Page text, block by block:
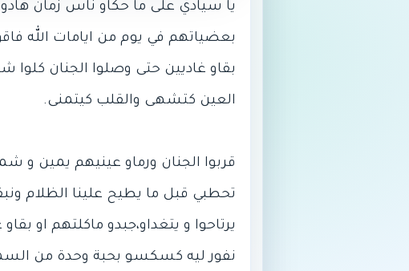
يا سيادي على ما حكاو ناس زمان
بعضياتهم في يوم من ايامات الله
بقاو غاديين حتى وصلوا الجنان كلوا
قربوا الجنان ورماو عينيهم يمين و
تحطبي قبل ما يطيح علينا الظلام
يرتاحوا و يتغداو،جبدو ماكلتهم او
نفور ليه كسكسو بحبة وحدة من